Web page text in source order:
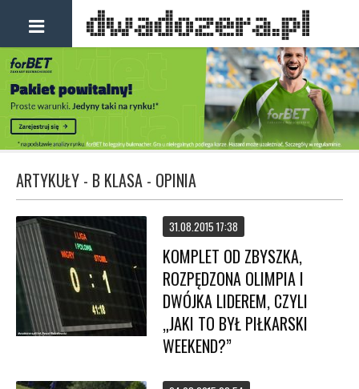
ARTYKUŁY - B KLASA - OPINIA
31.08.2015 17:38
KOMPLET OD ZBYSZKA,
ROZPĘDZONA OLIMPIA I
DWÓJKA LIDEREM, CZYLI
„JAKI TO BYŁ PIŁKARSKI
WEEKEND?”